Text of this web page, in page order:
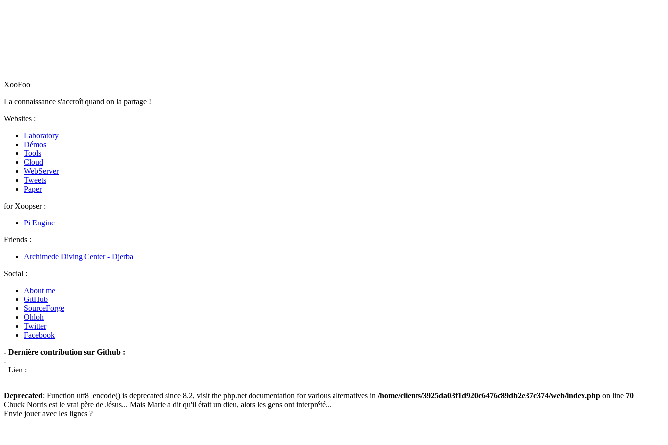
XooFoo
La connaissance s'accroît quand on la partage !
Websites :
Laboratory
Démos
Tools
Cloud
WebServer
Tweets
Paper
for Xoopser :
Pi Engine
Friends :
Archimede Diving Center - Djerba
Social :
About me
GitHub
SourceForge
Ohloh
Twitter
Facebook
- Dernière contribution sur Github :
-
- Lien :
Deprecated: Function utf8_encode() is deprecated since 8.2, visit the php.net documentation for various alternatives in /home/clients/3925da03f1d920c6476c89db2e37c374/web/index.php on line 70
Chuck Norris est le vrai père de Jésus... Mais Marie a dit qu'il était un dieu, alors les gens ont interprété...
Envie jouer avec les lignes ?